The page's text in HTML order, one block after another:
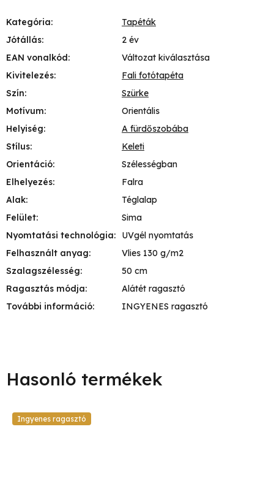
Kategória:
Tapéták
Jótállás:
2 év
EAN vonalkód:
Változat kiválasztása
Kivitelezés:
Fali fotótapéta
Szín:
Szürke
Motívum:
Orientális
Helyiség:
A fürdőszobába
Stílus:
Keleti
Orientáció:
Szélességban
Elhelyezés:
Falra
Alak:
Téglalap
Felület:
Sima
Nyomtatási technológia:
UVgél nyomtatás
Felhasznált anyag:
Vlies 130 g/m2
Szalagszélesség:
50 cm
Ragasztás módja:
Alátét ragasztó
További információ: INGYENES ragasztó
Ingyenes ragasztó